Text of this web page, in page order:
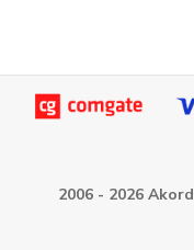
2006 - 2026